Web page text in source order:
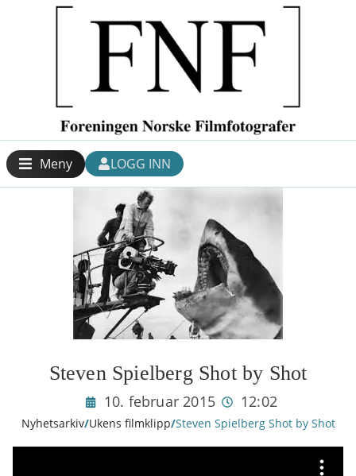
Meny LOGG INN
Steven Spielberg Shot by Shot
10. februar 2015 12:02
Nyhetsarkiv/Ukens filmklipp/Steven Spielberg Shot by Shot